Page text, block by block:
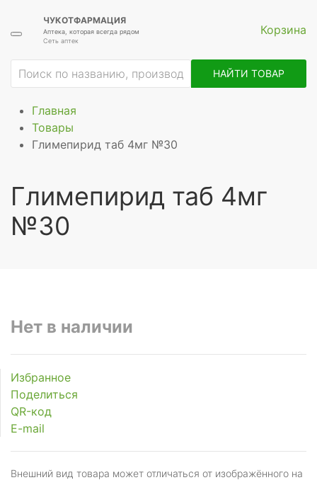
ЧУКОТФАРМАЦИЯ
Аптека, которая всегда рядом
Сеть аптек
Корзина
НАЙТИ ТОВАР
Главная
Товары
Глимепирид таб 4мг №30
Глимепирид таб 4мг
№30
Нет в наличии
Избранное
Поделиться
QR-код
E-mail
Внешний вид товара может отличаться от изображённого на